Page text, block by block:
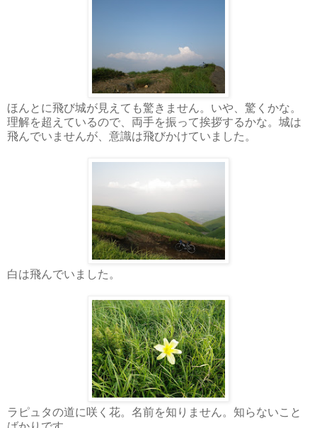
ほんとに飛び城が見えても驚きません。いや、驚くかな。
理解を超えているので、両手を振って挨拶するかな。城は
飛んでいませんが、意識は飛びかけていました。
白は飛んでいました。
ラピュタの道に咲く花。名前を知りません。知らないこと